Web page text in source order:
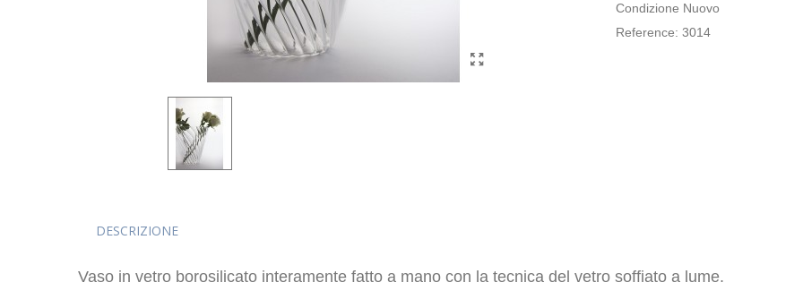
Condizione Nuovo
Reference: 3014
DESCRIZIONE
Vaso in vetro borosilicato interamente fatto a mano con la tecnica del vetro soffiato a lume.